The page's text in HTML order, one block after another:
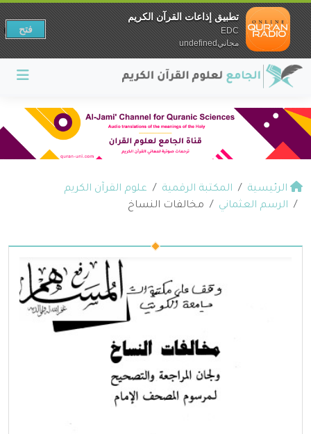
الرئيسية المكتبة الرقمية
علوم القرآن الكريم
الرسم العثماني
مخالفات النساخ
تطبيق إذاعات القرآن الكريم
EDC
مجانيundefined
فتح